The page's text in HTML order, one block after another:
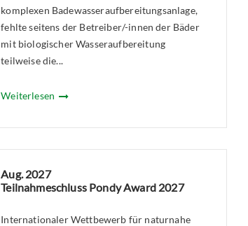
komplexen Badewasseraufbereitungsanlage,
fehlte seitens der Betreiber/-innen der Bäder
mit biologischer Wasseraufbereitung
teilweise die...
Weiterlesen
Aug. 2027
Teilnahmeschluss Pondy Award 2027
Internationaler Wettbewerb für naturnahe